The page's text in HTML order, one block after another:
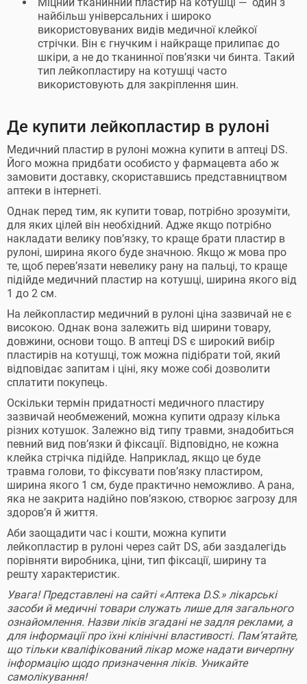
найбільш універсальних і широко
використовуваних видів медичної клейкої
стрічки. Він є гнучким і найкраще прилипає до
шкіри, а не до тканинної пов’язки чи бинта. Такий
тип лейкопластиру на котушці часто
використовують для закріплення шин.
Де купити лейкопластир в рулоні
Медичний пластир в рулоні можна купити в аптеці DS.
Його можна придбати особисто у фармацевта або ж
замовити доставку, скориставшись представництвом
аптеки в інтернеті.
Однак перед тим, як купити товар, потрібно зрозуміти,
для яких цілей він необхідний. Адже якщо потрібно
накладати велику пов’язку, то краще брати пластир в
рулоні, ширина якого буде значною. Якщо ж мова про
те, щоб перев’язати невелику рану на пальці, то краще
підійде медичний пластир на котушці, ширина якого від
1 до 2 см.
На лейкопластир медичний в рулоні ціна зазвичай не є
високою. Однак вона залежить від ширини товару,
довжини, основи тощо. В аптеці DS є широкий вибір
пластирів на котушці, тож можна підібрати той, який
відповідає запитам і ціні, яку може собі дозволити
сплатити покупець.
Оскільки термін придатності медичного пластиру
зазвичай необмежений, можна купити одразу кілька
різних котушок. Залежно від типу травми, знадобиться
певний вид пов’язки й фіксації. Відповідно, не кожна
клейка стрічка підійде. Наприклад, якщо це буде
травма голови, то фіксувати пов’язку пластиром,
ширина якого 1 см, буде практично неможливо. А рана,
яка не закрита надійно пов’язкою, створює загрозу для
здоров’я й життя.
Аби заощадити час і кошти, можна купити
лейкопластир в рулоні через сайт DS, аби заздалегідь
порівняти виробника, ціни, тип фіксації, ширину та
решту характеристик.
Увага! Представлені на сайті «Аптека D.S.» лікарські
засоби й медичні товари служать лише для загального
ознайомлення. Назви ліків згадані не задля реклами, а
для інформації про їхні клінічні властивості. Пам’ятайте,
що тільки кваліфікований лікар може надати вичерпну
інформацію щодо призначення ліків. Уникайте
самолікування!